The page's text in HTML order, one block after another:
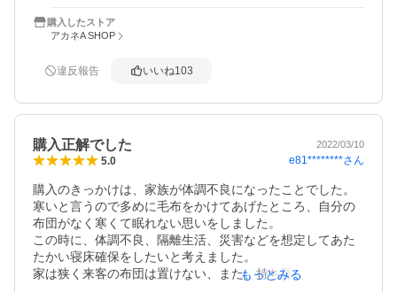
布団だけで寝たい志向があったので、
安くて評判の良い寝袋を検索、この商品のネイビー色に
私の体型でもサイズに窮屈感は感じず。
薄手の毛布を寝袋に入れて使用する事で解決。
毛布の不要な春夏だと、多分に丁度良い感じになるかも。
が、
消耗品だと割り切れば悪くないチョイスかも。
2〜3年後、商品の消耗度合いで評価は変わるかも知れない
が、
その時までこの商品が販売されているかな…現時点では星
購入したストア
アカネA SHOP
違反報告 いいね103
購入正解でした 2022/03/10
5.0 e81********さん
購入のきっかけは、家族が体調不良になったことでした。
寒いと言うので多めに毛布をかけてあげたところ、自分の
布団がなく寒くて眠れない思いをしました。
この時に、体調不良、隔離生活、災害などを想定してあた
たかい寝床確保をしたいと考えました。
家は狭く来客の布団は置けない、また、持ち運びも安易に
もっとみる